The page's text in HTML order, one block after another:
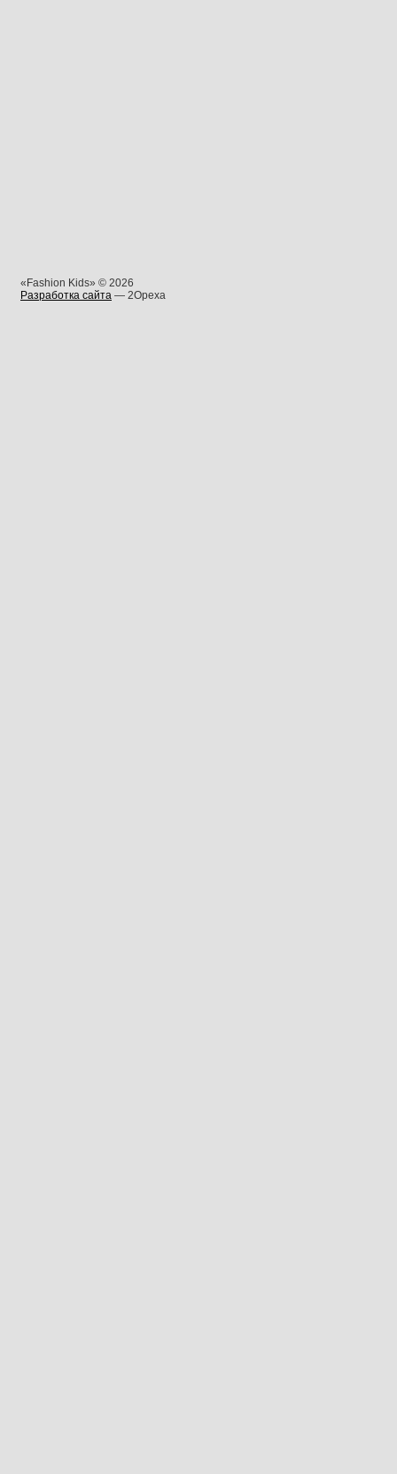
«Fashion Kids» © 2026
Разработка сайта — 2Opexa